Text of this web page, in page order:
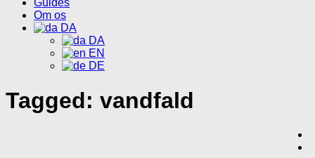
Guides
Om os
DA
DA
EN
DE
Tagged: vandfald